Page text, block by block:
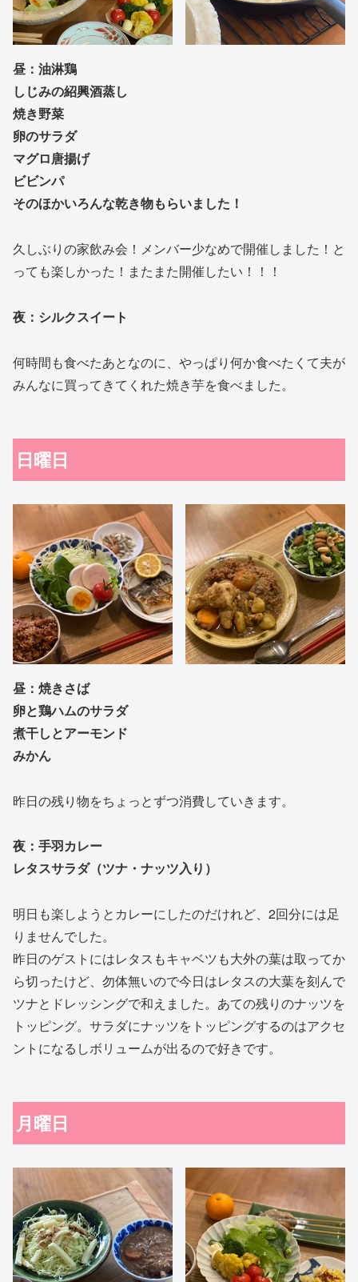
昼：油淋鶏
しじみの紹興酒蒸し
焼き野菜
卵のサラダ
マグロ唐揚げ
ビビンパ
そのほかいろんな乾き物もらいました！
久しぶりの家飲み会！メンバー少なめで開催しました！と
っても楽しかった！またまた開催したい！！！
夜：シルクスイート
何時間も食べたあとなのに、やっぱり何か食べたくて夫が
みんなに買ってきてくれた焼き芋を食べました。
日曜日
昼：焼きさば
卵と鶏ハムのサラダ
煮干しとアーモンド
みかん
昨日の残り物をちょっとずつ消費していきます。
夜：手羽カレー
レタスサラダ（ツナ・ナッツ入り）
明日も楽しようとカレーにしたのだけれど、2回分には足
りませんでした。
昨日のゲストにはレタスもキャベツも大外の葉は取ってか
ら切ったけど、勿体無いので今日はレタスの大葉を刻んで
ツナとドレッシングで和えました。あての残りのナッツを
トッピング。サラダにナッツをトッピングするのはアクセ
ントになるしボリュームが出るので好きです。
月曜日